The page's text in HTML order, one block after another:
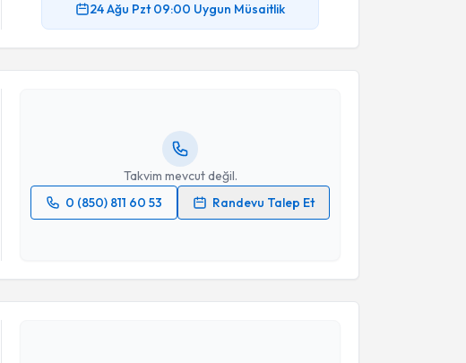
24 Ağu Pzt 09:00 Uygun Müsaitlik
Takvim mevcut değil.
0 (850) 811 60 53
Randevu Talep Et
Randevu Takvimi Talebi
Prof. Dr. İlker Güliçin randevu takvimi talebi oluşturun. Size bu
uzmandan randevu almanız için bir takvim hazırlandığında e-